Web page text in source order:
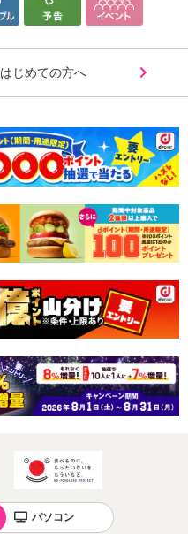
はじめての方へ
パソコン